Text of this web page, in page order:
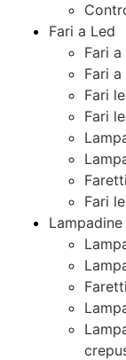
Fari a Led
Fari a
Fari
Fari
Fari
Fari
Lampadine